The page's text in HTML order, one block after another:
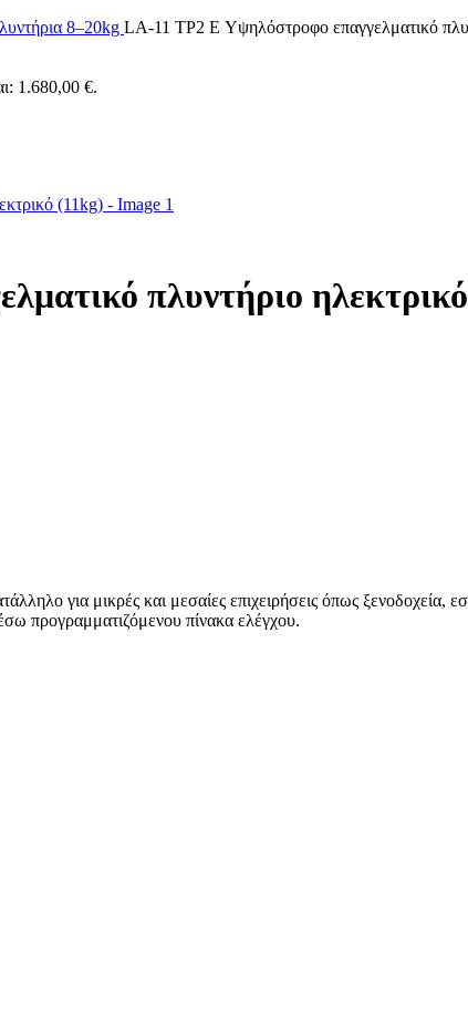
8–20kg LA-11 TP2 E Υψηλόστροφο επαγγελματικό
1.680,00 €.
πλυντήριο
για μικρές και μεσαίες επιχειρήσεις όπως ξενοδοχεία,
προγραμματιζόμενου πίνακα ελέγχου.